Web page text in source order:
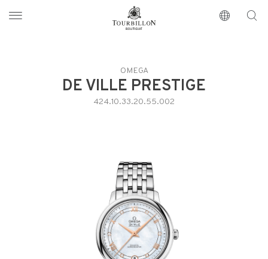
https://www.tourbillon.com/index.php/de
OMEGA
DE VILLE PRESTIGE
424.10.33.20.55.002